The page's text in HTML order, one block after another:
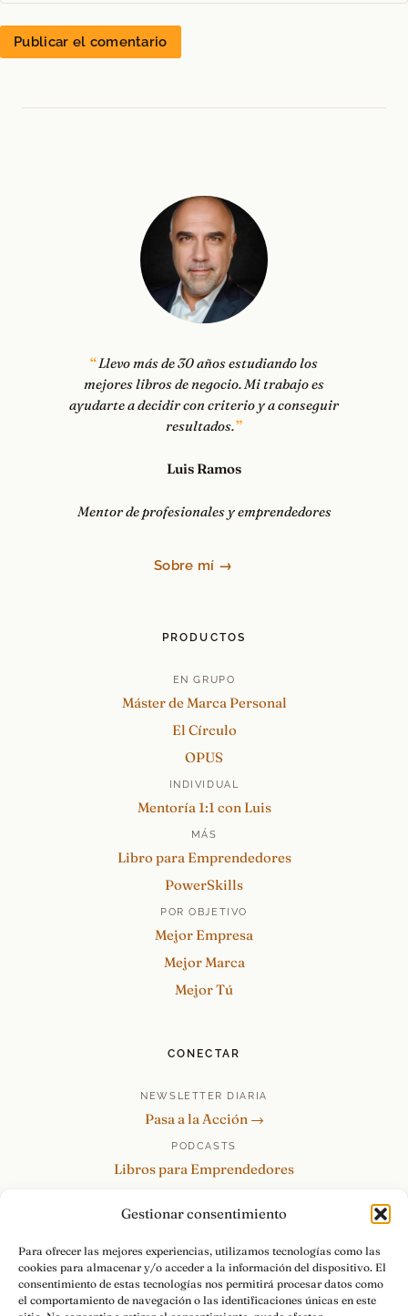
Gestionar consentimiento
Para ofrecer las mejores experiencias, utilizamos tecnologías como las
cookies para almacenar y/o acceder a la información del dispositivo. El
consentimiento de estas tecnologías nos permitirá procesar datos como
el comportamiento de navegación o las identificaciones únicas en este
Llevo más de 30 años estudiando los
mejores libros de negocio. Mi trabajo es
ayudarte a decidir con criterio y a conseguir
resultados.
Luis Ramos
Mentor de profesionales y emprendedores
Sobre mí →
PRODUCTOS
EN GRUPO
Máster de Marca Personal
El Círculo
OPUS
INDIVIDUAL
Mentoría 1:1 con Luis
MÁS
Libro para Emprendedores
PowerSkills
POR OBJETIVO
Mejor Empresa
Mejor Marca
Mejor Tú
CONECTAR
NEWSLETTER DIARIA
Pasa a la Acción →
PODCASTS
Libros para Emprendedores
re:Invéntate / PowerSkills
MENTOR360
HABLAMOS
Contacto y consultas →